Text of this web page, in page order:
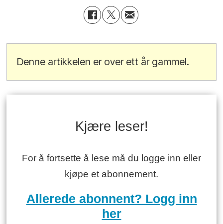
Denne artikkelen er over ett år gammel.
Kjære leser!
For å fortsette å lese må du logge inn eller
kjøpe et abonnement.
Allerede abonnent? Logg inn
her